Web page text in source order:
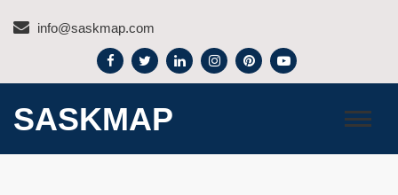
info@saskmap.com
SASKMAP